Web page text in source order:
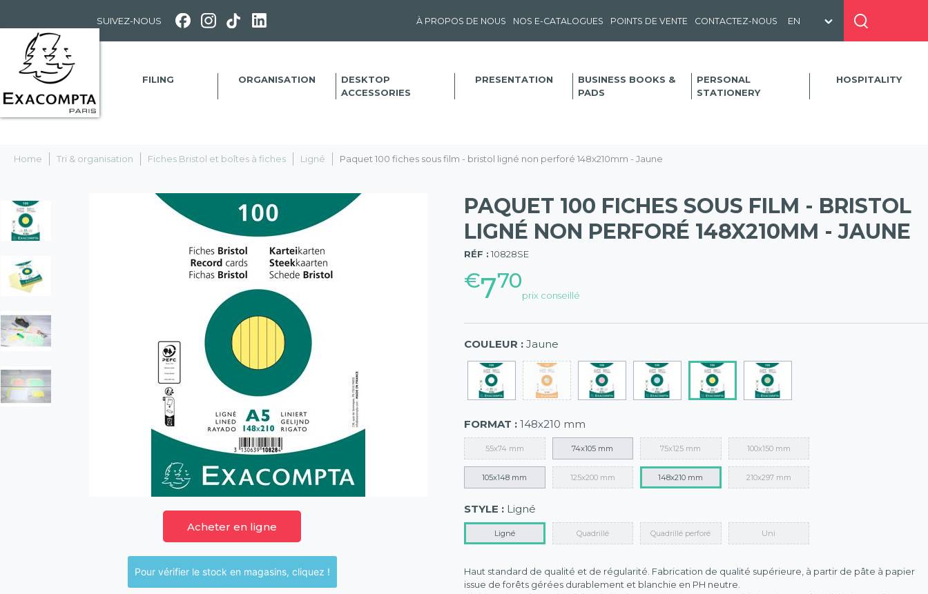
SUIVEZ-NOUS À PROPOS DE NOUS NOS E-CATALOGUES POINTS DE VENTE CONTACTEZ-NOUS
FILING ORGANISATION
DESKTOP
ACCESSORIES
PRESENTATION
BUSINESS BOOKS &
PADS
PERSONAL
STATIONERY
HOSPITALITY
Home Tri & organisation Fiches Bristol et boîtes à fiches Ligné Paquet 100 fiches sous film - bristol ligné non perforé 148x210mm - Jaune
Acheter en ligne
Pour vérifier le stock en magasins, cliquez !
PAQUET 100 FICHES SOUS FILM - BRISTOL
LIGNÉ NON PERFORÉ 148X210MM - JAUNE
RÉF : 10828SE
€770
prix conseillé
(57)
COULEUR : Jaune
FORMAT : 148x210 mm
55x74 mm 74x105 mm 75x125 mm 100x150 mm
105x148 mm 125x200 mm 148x210 mm 210x297 mm
STYLE : Ligné
Ligné Quadrillé Quadrillé perforé Uni
Haut standard de qualité et de régularité. Fabrication de qualité supérieure, à partir de pâte à papier
issue de forêts gérées durablement et blanchie en PH neutre.